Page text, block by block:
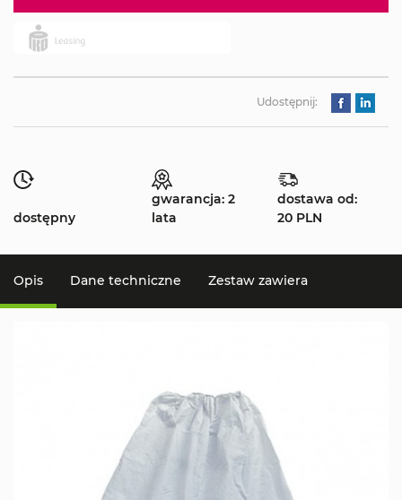
Udostępnij:
dostępny
gwarancja: 2
lata
dostawa od:
20 PLN
Opis Dane techniczne Zestaw zawiera